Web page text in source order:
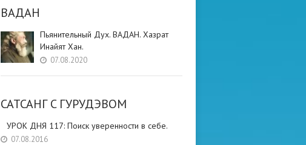
ВАДАН
Пьянительный Дух. ВАДАН. Хазрат
Инайят Хан.
07.08.2020
САТСАНГ C ГУРУДЭВОМ
УРОК ДНЯ 117: Поиск уверенности в себе.
07.08.2016